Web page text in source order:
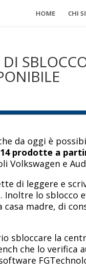
HOME CHI
da oggi è
prodotte a
Volkswagen e
di leggere e
Inoltre lo
madre, di
sbloccare la
che lo verifica